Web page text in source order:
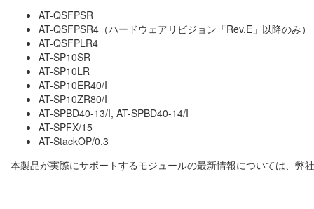
AT-QSFPSR
AT-QSFPSR4（ハードウェアリビジョン「Rev.E」以降のみ）
AT-QSFPLR4
AT-SP10SR
AT-SP10LR
AT-SP10ER40/I
AT-SP10ZR80/I
AT-SPBD40-13/I, AT-SPBD40-14/I
AT-SPFX/15
AT-StackOP/0.3
本製品が実際にサポートするモジュールの最新情報については、弊